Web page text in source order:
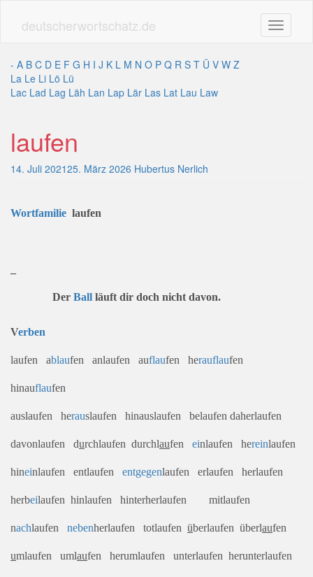
deutscherwortschatz.de Toggle
- A B C D E F G H I J K L M N O P Q R S T Ü V W Z
La Le Li Lö Lü
Lac Lad Lag Läh Lan Lap Lär Las Lat Lau Law
laufen
14. Juli 202125. März 2026 Hubertus Nerlich
Wortfamilie laufen
Der Ball läuft dir doch nicht davon.
Verben
laufen ablaufen anlaufen auflaufen herauflaufen
hinauflaufen
auslaufen herauslaufen hinauslaufen belaufen daherlaufen
davonlaufen durchlaufen durchlaufen einlaufen hereinlaufen
hineinlaufen entlaufen entgegenlaufen erlaufen herlaufen
herbeilaufen hinlaufen hinterherlaufen mitlaufen
nachlaufen nebenherlaufen totlaufen überlaufen überlaufen
umlaufen umlaufen herumlaufen unterlaufen herunterlaufen